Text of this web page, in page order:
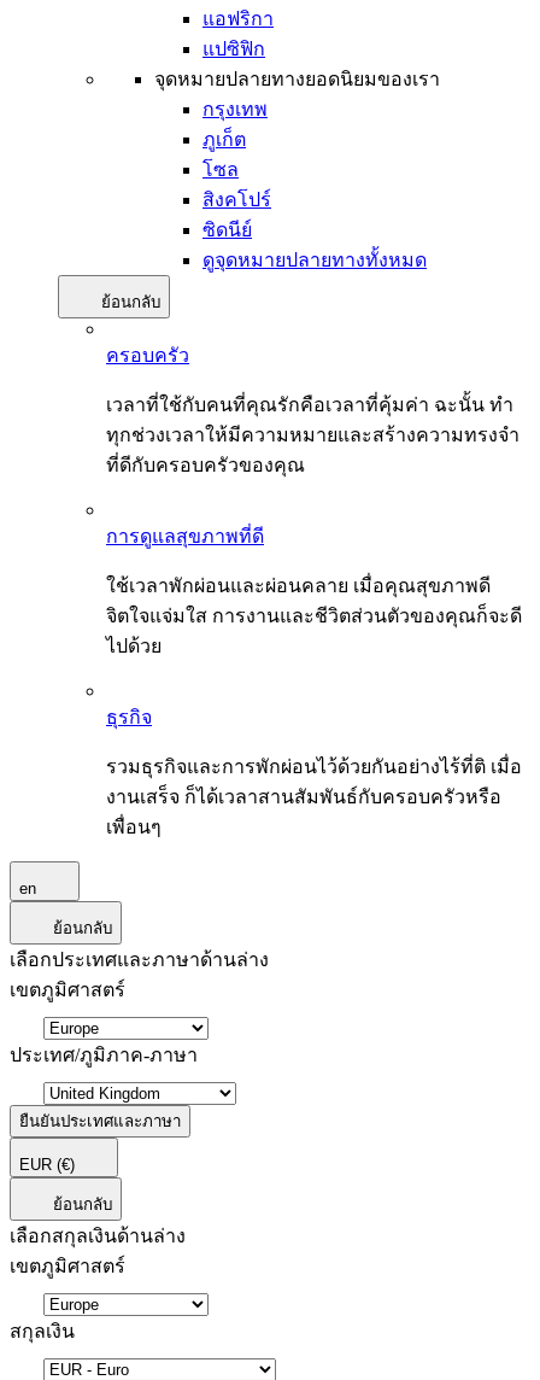
แอฟริกา
แปซิฟิก
จุดหมายปลายทางยอดนิยมของเรา
กรุงเทพ
ภูเก็ต
โซล
สิงคโปร์
ซิดนีย์
ดูจุดหมายปลายทางทั้งหมด
ย้อนกลับ
ครอบครัว
เวลาที่ใช้กับคนที่คุณรักคือเวลาที่คุ้มค่า ฉะนั้น ทำ
ทุกช่วงเวลาให้มีความหมายและสร้างความทรงจำ
ที่ดีกับครอบครัวของคุณ
การดูแลสุขภาพที่ดี
ใช้เวลาพักผ่อนและผ่อนคลาย เมื่อคุณสุขภาพดี
จิตใจแจ่มใส การงานและชีวิตส่วนตัวของคุณก็จะดี
ไปด้วย
ธุรกิจ
รวมธุรกิจและการพักผ่อนไว้ด้วยกันอย่างไร้ที่ติ เมื่อ
งานเสร็จ ก็ได้เวลาสานสัมพันธ์กับครอบครัวหรือ
เพื่อนๆ
en
ย้อนกลับ
เลือกประเทศและภาษาด้านล่าง
เขตภูมิศาสตร์
ประเทศ/ภูมิภาค-ภาษา
ยืนยันประเทศและภาษา
EUR (€)
ย้อนกลับ
เลือกสกุลเงินด้านล่าง
เขตภูมิศาสตร์
สกุลเงิน